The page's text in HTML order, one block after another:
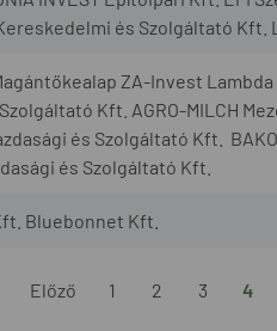
és Szolgáltató Kft.
ZA-Invest
Kft. AGRO-MILCH
és Szolgáltató Kft.
és Szolgáltató Kft.
Bluebonnet Kft.
Előző 1 2 3 4